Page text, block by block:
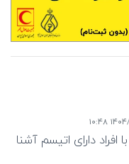
دارای اتیسم آشنا